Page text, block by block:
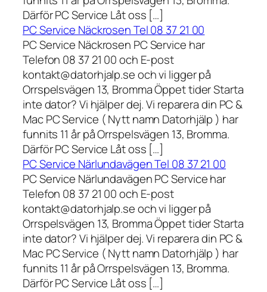
Därför PC Service Låt oss […]
PC Service Näckrosen Tel 08 37 21 00
PC Service Näckrosen PC Service har
Telefon 08 37 21 00 och E-post
kontakt@datorhjalp.se och vi ligger på
Orrspelsvägen 13, Bromma Öppet tider Starta
inte dator? Vi hjälper dej. Vi reparera din PC &
Mac PC Service ( Nytt namn Datorhjälp ) har
funnits 11 år på Orrspelsvägen 13, Bromma.
Därför PC Service Låt oss […]
PC Service Närlundavägen Tel 08 37 21 00
PC Service Närlundavägen PC Service har
Telefon 08 37 21 00 och E-post
kontakt@datorhjalp.se och vi ligger på
Orrspelsvägen 13, Bromma Öppet tider Starta
inte dator? Vi hjälper dej. Vi reparera din PC &
Mac PC Service ( Nytt namn Datorhjälp ) har
funnits 11 år på Orrspelsvägen 13, Bromma.
Därför PC Service Låt oss […]